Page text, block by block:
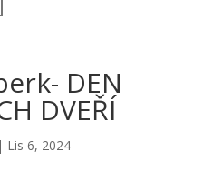
DEN
DVEŘÍ
| Lis 6, 2024